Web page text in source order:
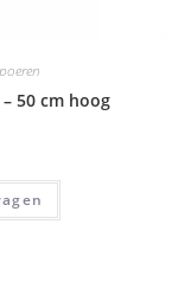
50 cm hoog